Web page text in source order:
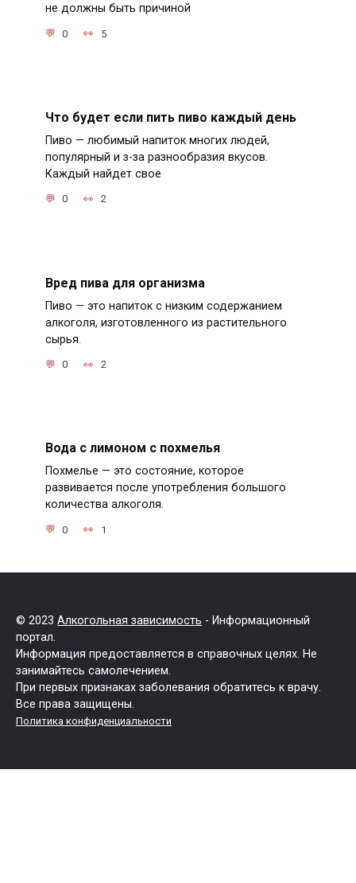
не должны быть причиной
0 5
Что будет если пить пиво каждый день
Пиво — любимый напиток многих людей,
популярный и з-за разнообразия вкусов.
Каждый найдет свое
0 2
Вред пива для организма
Пиво — это напиток с низким содержанием
алкоголя, изготовленного из растительного
сырья.
0 2
Вода с лимоном с похмелья
Похмелье — это состояние, которое
развивается после употребления большого
количества алкоголя.
0 1
© 2023 Алкогольная зависимость - Информационный
портал.
Информация предоставляется в справочных целях. Не
занимайтесь самолечением.
При первых признаках заболевания обратитесь к врачу.
Все права защищены.
Политика конфиденциальности